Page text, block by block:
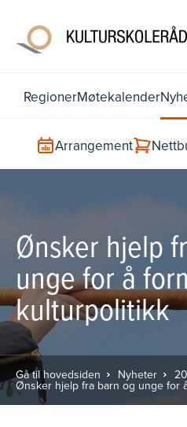
RegionerMøtekalender
Arrangement
Ønsker hjelp
unge for å
kulturpolitikk
Gå til hovedsiden Nyheter
Ønsker hjelp fra barn og unge for